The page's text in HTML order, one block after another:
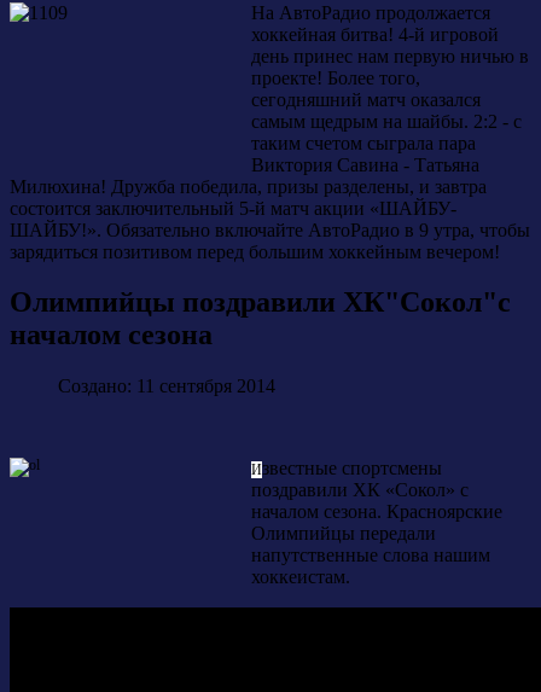
На АвтоРадио продолжается
хоккейная битва! 4-й игровой
день принес нам первую ничью в
проекте! Более того,
сегодняшний матч оказался
самым щедрым на шайбы. 2:2 - с
таким счетом сыграла пара
Виктория Савина - Татьяна
Милюхина! Дружба победила, призы разделены, и завтра
состоится заключительный 5-й матч акции «ШАЙБУ-
ШАЙБУ!». Обязательно включайте АвтоРадио в 9 утра, чтобы
зарядиться позитивом перед большим хоккейным вечером!
Олимпийцы поздравили ХК"Сокол"с
началом сезона
Создано: 11 сентября 2014
Известные спортсмены
поздравили ХК «Сокол» с
началом сезона. Красноярские
Олимпийцы передали
напутственные слова нашим
хоккеистам.